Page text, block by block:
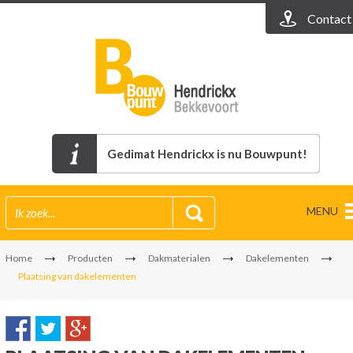
Contact
Gedimat Hendrickx is nu Bouwpunt!
MENU
Home Producten Dakmaterialen
Dakelementen
Plaatsing van dakelementen